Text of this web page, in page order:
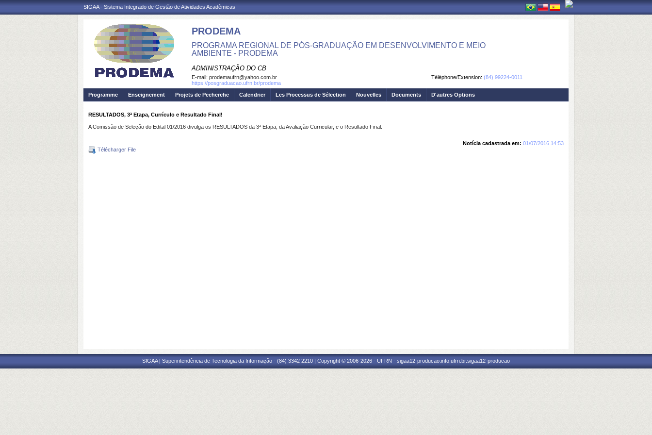
SIGAA - Sistema Integrado de Gestão de Atividades Acadêmicas
PRODEMA
PROGRAMA REGIONAL DE PÓS-GRADUAÇÃO EM DESENVOLVIMENTO E MEIO
AMBIENTE - PRODEMA
ADMINISTRAÇÃO DO CB
Téléphone/Extension: (84) 99224-0011
E-mail: prodemaufrn@yahoo.com.br
https://posgraduacao.ufrn.br/prodema
Programme
Enseignement Projets de Pecherche Calendrier Les Processus de Sélection Nouvelles Documents D'autres Options
RESULTADOS, 3ª Etapa, Currículo e Resultado Final!
A Comissão de Seleção do Edital 01/2016 divulga os RESULTADOS da 3ª Etapa, da Avaliação Curricular, e o Resultado Final.
Notícia cadastrada em: 01/07/2016 14:53
Télécharger File
SIGAA | Superintendência de Tecnologia da Informação - (84) 3342 2210 | Copyright © 2006-2026 - UFRN - sigaa12-producao.info.ufrn.br.sigaa12-producao